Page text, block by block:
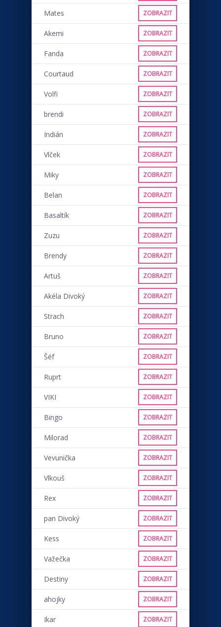
Mates ZOBRAZIT
Akemi ZOBRAZIT
Fanda ZOBRAZIT
Courtaud ZOBRAZIT
Volfi ZOBRAZIT
brendi ZOBRAZIT
Indián ZOBRAZIT
Vlček ZOBRAZIT
Miky ZOBRAZIT
Belan ZOBRAZIT
Basaltík ZOBRAZIT
Zuzu ZOBRAZIT
Brendy ZOBRAZIT
Artuš ZOBRAZIT
Akéla Divoký ZOBRAZIT
Strach ZOBRAZIT
Bruno ZOBRAZIT
Šéf ZOBRAZIT
Ruprt ZOBRAZIT
VIKI ZOBRAZIT
Bingo ZOBRAZIT
Milorad ZOBRAZIT
Vevunička ZOBRAZIT
Vlkouš ZOBRAZIT
Rex ZOBRAZIT
pan Divoký ZOBRAZIT
Kess ZOBRAZIT
Važečka ZOBRAZIT
Destiny ZOBRAZIT
ahojky ZOBRAZIT
Ikar ZOBRAZIT